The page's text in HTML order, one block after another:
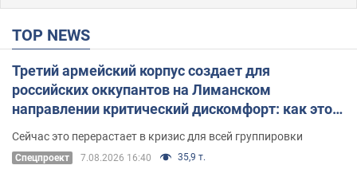
TOP NEWS
Третий армейский корпус создает для
российских оккупантов на Лиманском
направлении критический дискомфорт: как это
удалось
Сейчас это перерастает в кризис для всей группировки
Спецпроект 7.08.2026 16:40 35,9 т.